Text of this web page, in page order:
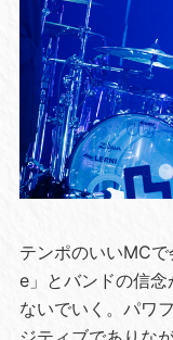
テンポのいいMC
e」とバンドの信
ないでいく。パワ